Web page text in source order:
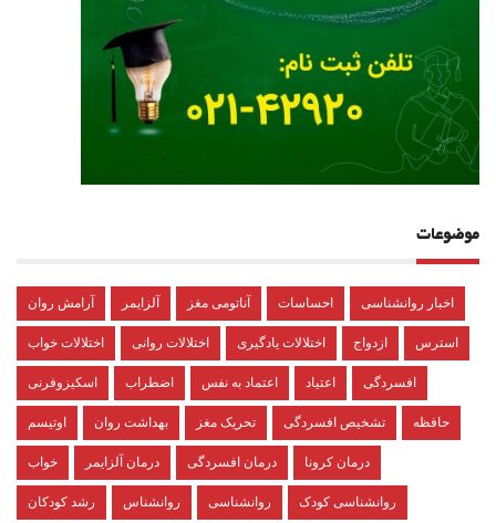
موضوعات
آرامش روان آلزایمر آناتومی مغز احساسات اخبار روانشناسی
اختلالات خواب اختلالات روانی اختلالات یادگیری ازدواج استرس
اسکیزوفرنی اضطراب اعتماد به نفس اعتیاد افسردگی
اوتیسم بهداشت روان تحریک مغز تشخیص افسردگی حافظه
خواب درمان آلزایمر درمان افسردگی درمان کرونا
رشد کودکان روانشناس روانشناسی روانشناسی کودک